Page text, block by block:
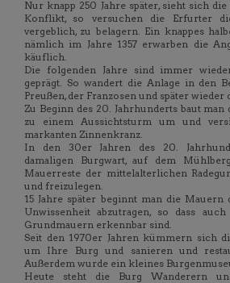
Nur knapp 250 Jahre später, sieht sich
Konflikt, so versuchen die Erfurter
vergeblich, zu belagern. Ein knappes
nämlich im Jahre 1357 erwarben die
käuflich.
Die folgenden Jahre sind immer
geprägt. So wandert die Anlage in den
Preußen, der Franzosen und später wieder
Zu Beginn des 20. Jahrhunderts baut
zu einem Aussichtsturm um und
markanten Zinnenkranz.
In den 30er Jahren des 20.
damaligen Burgwart, auf dem
Mauerreste der mittelalterlichen
und freizulegen.
15 Jahre später beginnt man die
Unwissenheit abzutragen, so dass
Grundmauern erkennbar sind.
Seit den 1970er Jahren kümmern sich
um Ihre Burg und sanieren und
Außerdem wurde ein kleines
Heute steht die Burg Wanderern